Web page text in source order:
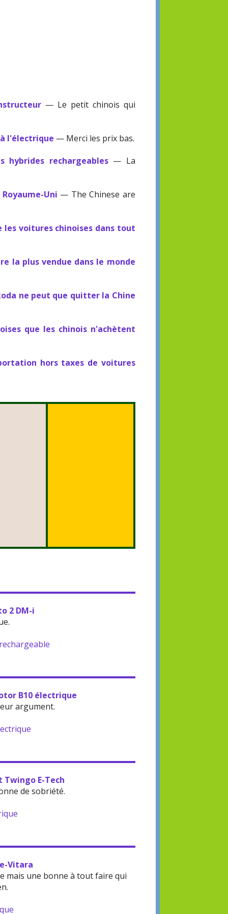
— Le petit chinois qui
l'électrique — Merci les prix bas.
hybrides rechargeables— La
Uni — The Chinese are
voitures chinoises dans tout
la plus vendue dans le monde
ne peut que quitter la Chine
que les chinois n'achètent
hors taxes de voitures
2 DM-i
B10 électrique
argument.
Twingo E-Tech
de sobriété.
Vitara
mais une bonne à tout faire qui